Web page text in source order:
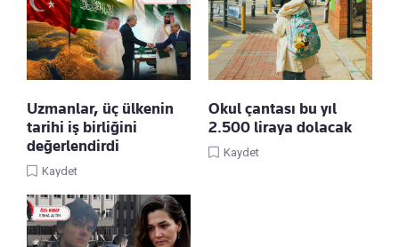
Uzmanlar, üç ülkenin
tarihi iş birliğini
değerlendirdi
Kaydet
Okul çantası bu yıl
2.500 liraya dolacak
Kaydet